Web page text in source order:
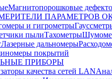
Магнитопорошковые
ПАРАМЕТРОВ
и гигрометры
пылиТахометры
Лазерные дальномеры
покрытий
ПРИБОРЫ
качества сетей LAN